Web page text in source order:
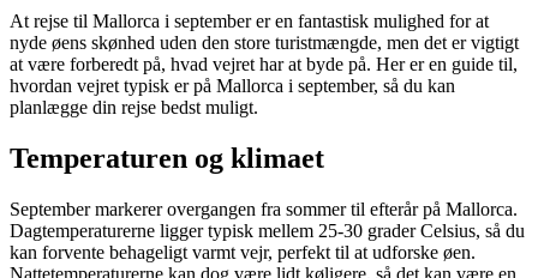
At rejse til Mallorca i september er en fantastisk mulighed for at
nyde øens skønhed uden den store turistmængde, men det er vigtigt
at være forberedt på, hvad vejret har at byde på. Her er en guide til,
hvordan vejret typisk er på Mallorca i september, så du kan
planlægge din rejse bedst muligt.
Temperaturen og klimaet
September markerer overgangen fra sommer til efterår på Mallorca.
Dagtemperaturerne ligger typisk mellem 25-30 grader Celsius, så du
kan forvente behageligt varmt vejr, perfekt til at udforske øen.
Nattetemperaturerne kan dog være lidt køligere, så det kan være en